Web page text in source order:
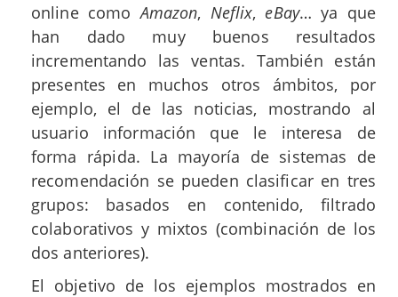
online comoAmazon, Neflix, eBay… ya que
han dado muy buenos resultados
incrementando las ventas. También están
presentes en muchos otros ámbitos, por
ejemplo, el de las noticias, mostrando al
usuario información que le interesa de
forma rápida. La mayoría de sistemas de
recomendación se pueden clasificar en tres
grupos: basados en contenido, filtrado
colaborativos y mixtos (combinación de los
dos anteriores).
El objetivo de los ejemplos mostrados en